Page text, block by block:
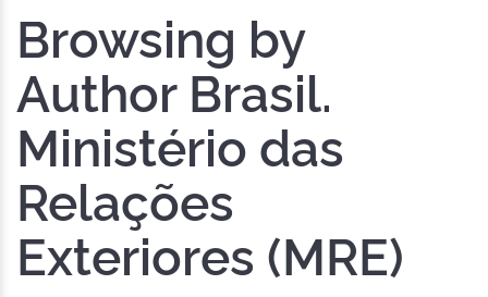
Browsing by
Author Brasil.
Ministério das
Relações
Exteriores (MRE)